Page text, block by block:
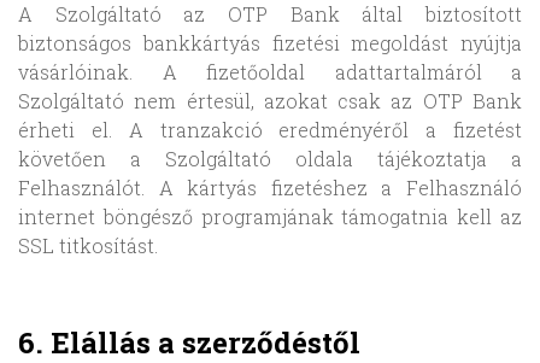
A Szolgáltató az OTP Bank által biztosított
biztonságos bankkártyás fizetési megoldást nyújtja
vásárlóinak. A fizetőoldal adattartalmáról a
Szolgáltató nem értesül, azokat csak az OTP Bank
érheti el. A tranzakció eredményéről a fizetést
követően a Szolgáltató oldala tájékoztatja a
Felhasználót. A kártyás fizetéshez a Felhasználó
internet böngésző programjának támogatnia kell az
SSL titkosítást.
6. Elállás a szerződéstől